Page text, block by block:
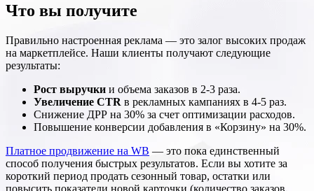
Что вы получите
Правильно настроенная реклама — это залог высоких продаж
на маркетплейсе. Наши клиенты получают следующие
результаты:
Рост выручки и объема заказов в 2-3 раза.
Увеличение CTR в рекламных кампаниях в 4-5 раз.
Снижение ДРР на 30% за счет оптимизации расходов.
Повышение конверсии добавления в «Корзину» на 30%.
Платное продвижение на WB — это пока единственный
способ получения быстрых результатов. Если вы хотите за
короткий период продать сезонный товар, остатки или
повысить показатели новой карточки (количество заказов,